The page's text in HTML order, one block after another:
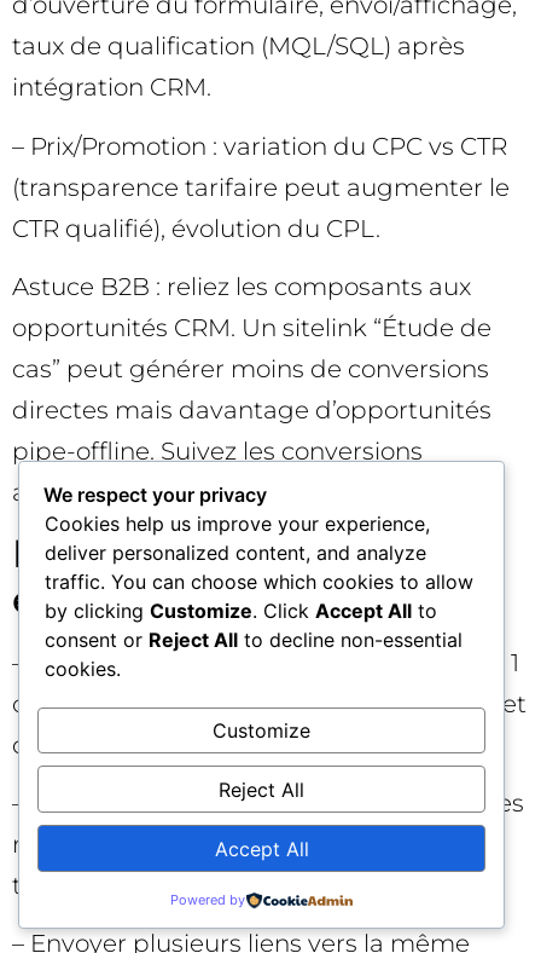
taux de qualification (MQL/SQL) après
intégration CRM.
– Prix/Promotion : variation du CPC vs CTR
(transparence tarifaire peut augmenter le
CTR qualifié), évolution du CPL.
Astuce B2B : reliez les composants aux
opportunités CRM. Un sitelink “Étude de
cas” peut générer moins de conversions
directes mais davantage d’opportunités
pipe-offline. Suivez les conversions
assistées. 📈
Erreurs fréquentes à
éviter absolument
– Laisser Google Ads “se débrouiller” avec 1
ou 2 composants : proposez de la variété et
du volume qualitatif.
– Dupliquer les mêmes éléments à tous les
niveaux : vous perdez en pertinence et en
test & learn.
– Envoyer plusieurs liens vers la même
We respect your privacy
Cookies help us improve your experience,
deliver personalized content, and analyze
traffic. You can choose which cookies to allow
by clicking Customize. Click Accept All to
consent or Reject All to decline non-essential
cookies.
Customize
Reject All
Accept All
Powered by